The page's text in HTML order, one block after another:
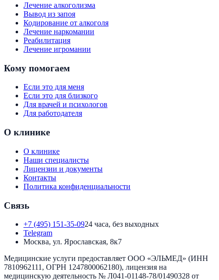
Лечение алкоголизма
Вывод из запоя
Кодирование от алкоголя
Лечение наркомании
Реабилитация
Лечение игромании
Кому помогаем
Если это для меня
Если это для близкого
Для врачей и психологов
Для работодателя
О клинике
О клинике
Наши специалисты
Лицензии и документы
Контакты
Политика конфиденциальности
Связь
+7 (495) 151-35-0924 часа, без выходных
Telegram
Москва, ул. Ярославская, 8к7
Медицинские услуги предоставляет ООО «ЭЛЬМЕД» (ИНН
7810962111 , ОГРН 1247800062180), лицензия на
медицинскую деятельность № Л041-01148-78/01490328 от